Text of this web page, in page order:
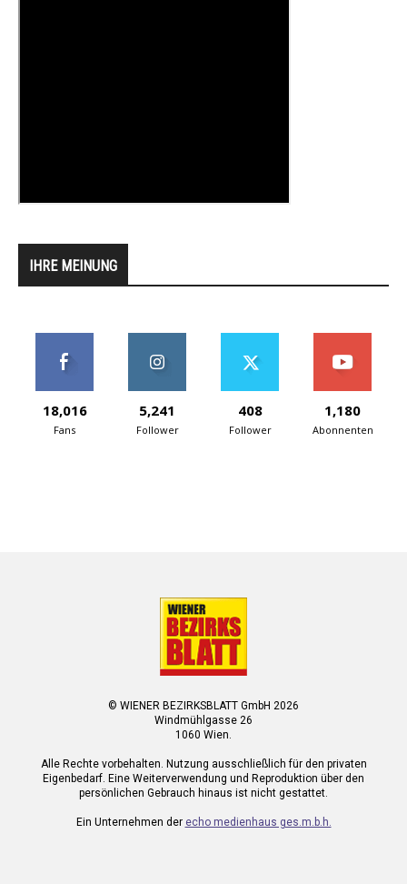
IHRE MEINUNG
18,016
Fans
5,241
Follower
408
Follower
1,180
Abonnenten
© WIENER BEZIRKSBLATT GmbH 2026
Windmühlgasse 26
1060 Wien.
Alle Rechte vorbehalten. Nutzung ausschließlich für den privaten
Eigenbedarf. Eine Weiterverwendung und Reproduktion über den
persönlichen Gebrauch hinaus ist nicht gestattet.
Ein Unternehmen der echo medienhaus ges.m.b.h.